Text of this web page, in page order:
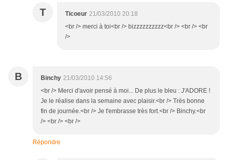
T Ticoeur 21/03/2010 20:18
<br /> merci à toi<br /> bizzzzzzzzzz<br /> <br /> <br
/>
B Binchy 21/03/2010 14:56
<br /> Merci d'avoir pensé à moi... De plus le bleu : J'ADORE !
Je le réalise dans la semaine avec plaisir.<br /> Très bonne
fin de journée.<br /> Je t'embrasse très fort.<br /> Binchy.<br
/> <br /> <br />
Répondre